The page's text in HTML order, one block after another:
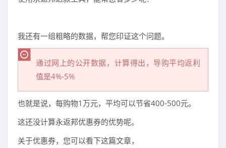
我还有一组粗略的数据，帮您印证这个问题。
通过网上的公开数据，计算得出，导购平均返利
值是4%-5%
也就是说，每购物1万元，平均可以节省400-500元。
这还没计算永返邦优惠券的优势呢。
关于优惠券，您可以看下这篇文章，